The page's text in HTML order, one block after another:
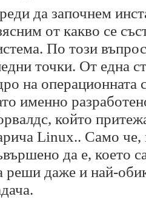
да започнем
от какво се
По този
точки. От една
на операционната
именно
който
Linux.. Само че,
да е, което
реши даже и най-